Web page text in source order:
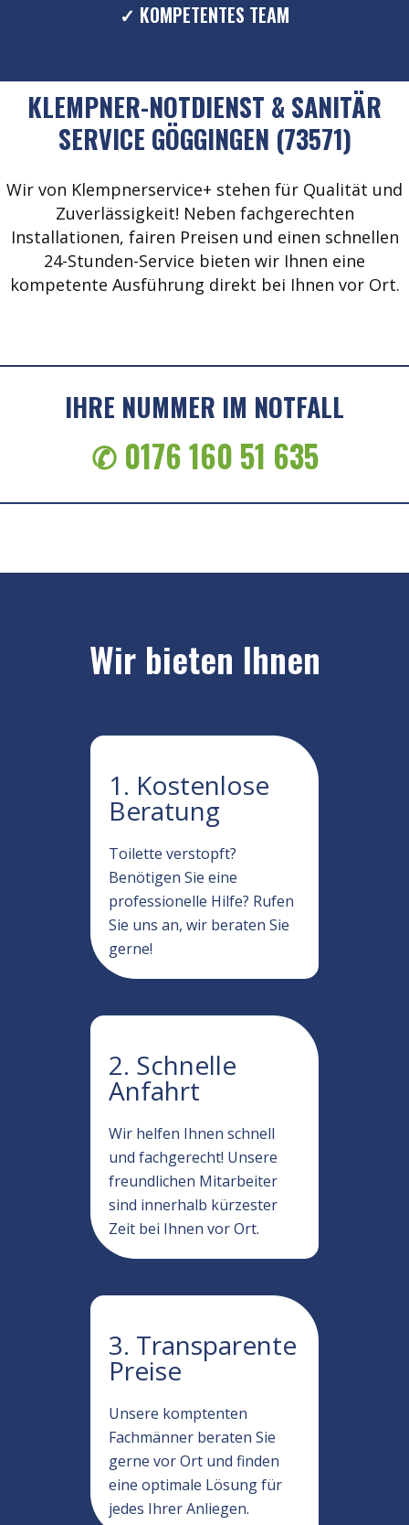
✓ KOMPETENTES TEAM
KLEMPNER-NOTDIENST & SANITÄR
SERVICE GÖGGINGEN (73571)
Wir von Klempnerservice+ stehen für Qualität und
Zuverlässigkeit! Neben fachgerechten
Installationen, fairen Preisen und einen schnellen
24-Stunden-Service bieten wir Ihnen eine
kompetente Ausführung direkt bei Ihnen vor Ort.
IHRE NUMMER IM NOTFALL
✆ 0176 160 51 635
Wir bieten Ihnen
1. Kostenlose
Beratung
Toilette verstopft?
Benötigen Sie eine
professionelle Hilfe? Rufen
Sie uns an, wir beraten Sie
gerne!
2. Schnelle
Anfahrt
Wir helfen Ihnen schnell
und fachgerecht! Unsere
freundlichen Mitarbeiter
sind innerhalb kürzester
Zeit bei Ihnen vor Ort.
3. Transparente
Preise
Unsere komptenten
Fachmänner beraten Sie
gerne vor Ort und finden
eine optimale Lösung für
jedes Ihrer Anliegen.